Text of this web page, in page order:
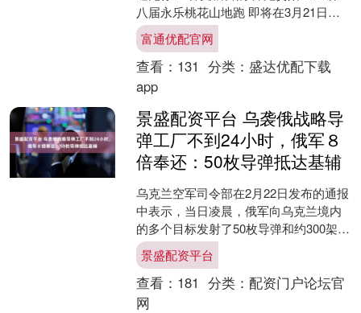
八届永乐桃花山地跑 即将在3月21日浪
漫启程 报名通道今天 3月17日下午2点
正....
富通优配官网
查看： 131 分类： 盛达优配下载
app
景盛配资平台 乌袭俄战略导
弹工厂不到24小时，俄军８
倍奉还：50枚导弹抵达基辅
乌克兰空军司令部在2月22日发布的通报
中表示，当日凌晨，俄军向乌克兰境内
的多个目标发射了50枚导弹和约300架无
人机，而这距离乌克兰使用火烈鸟远程
巡航导弹攻击俄....
景盛配资平台
查看： 181 分类： 配资门户论坛官
网